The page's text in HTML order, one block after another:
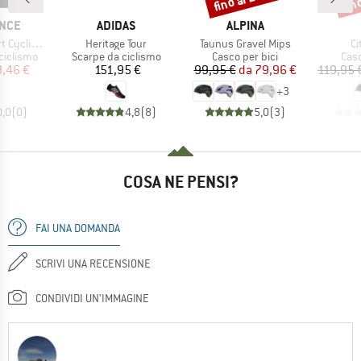
Tights
ridotto
€
(0)
MARCHIO
ADIDAS
Articolo
Heritage Tour
Gruppo di prodotti
Scarpe da ciclismo
Prezzo
151,95 €
4,8(8)
MARCHIO
ALPINA
Articolo
Taunus Gravel Mips
Gruppo di prodotti
Casco per bici
Prezzo
99,95 € Prezzo ridotto
da 79,96 €
+3
5,0(3)
119,95
COSA NE PENSI?
FAI UNA DOMANDA
SCRIVI UNA RECENSIONE
CONDIVIDI UN'IMMAGINE